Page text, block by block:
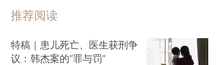
推荐阅读
特稿｜患儿死亡、医生获刑争
议：韩杰案的“罪与罚”